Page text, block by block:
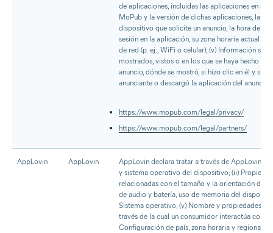
de aplicaciones, incluidas las aplicaciones en su
MoPub y la versión de dichas aplicaciones, la
dispositivo que solicite un anuncio, la hora de
sesión en la aplicación, su zona horaria actual y
de red (p. ej., WiFi o celular); (v) Información
mostrados, vistos o en los que se haya hecho
anuncio, dónde se mostró, si hizo clic en él y si
anunciante o descargó la aplicación del
https://www.mopub.com/legal/privacy/
https://www.mopub.com/legal/partners/
AppLovin AppLovin
AppLovin declara tratar a través de AppLovin
y sistema operativo del dispositivo; (ii)
relacionadas con el tamaño y la orientación de
de audio y batería, uso de memoria del
Sistema operativo; (v) Nombre y propiedades
través de la cual un consumidor interactúa con
Configuración de país, zona horaria y regional